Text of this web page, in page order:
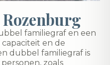
familiegraf en een
en de
dubbel familiegraf is
zoals